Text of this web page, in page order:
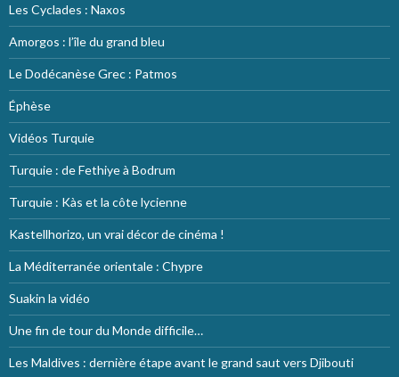
Les Cyclades : Naxos
Amorgos : l’île du grand bleu
Le Dodécanèse Grec : Patmos
Éphèse
Vidéos Turquie
Turquie : de Fethiye à Bodrum
Turquie : Kàs et la côte lycienne
Kastellhorizo, un vrai décor de cinéma !
La Méditerranée orientale : Chypre
Suakin la vidéo
Une fin de tour du Monde difficile…
Les Maldives : dernière étape avant le grand saut vers Djibouti